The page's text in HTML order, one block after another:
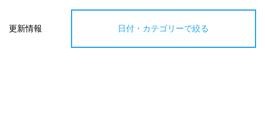
更新情報 日付・カテゴリーで絞る